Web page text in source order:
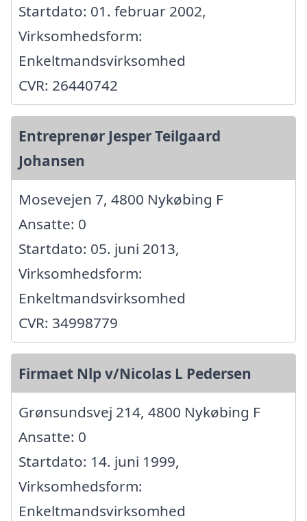
Startdato: 01. februar 2002,
Virksomhedsform:
Enkeltmandsvirksomhed
CVR: 26440742
Entreprenør Jesper Teilgaard
Johansen
Mosevejen 7, 4800 Nykøbing F
Ansatte: 0
Startdato: 05. juni 2013,
Virksomhedsform:
Enkeltmandsvirksomhed
CVR: 34998779
Firmaet Nlp v/Nicolas L Pedersen
Grønsundsvej 214, 4800 Nykøbing F
Ansatte: 0
Startdato: 14. juni 1999,
Virksomhedsform:
Enkeltmandsvirksomhed